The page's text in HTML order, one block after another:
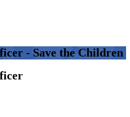
- Save the Children